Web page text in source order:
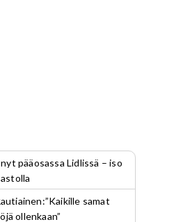
pääosassa Lidlissä – iso
samat
ollenkaan”